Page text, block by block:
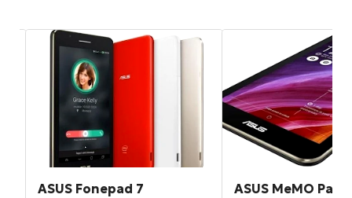
ASUS Fonepad 7
ASUS MeMO Pad 7